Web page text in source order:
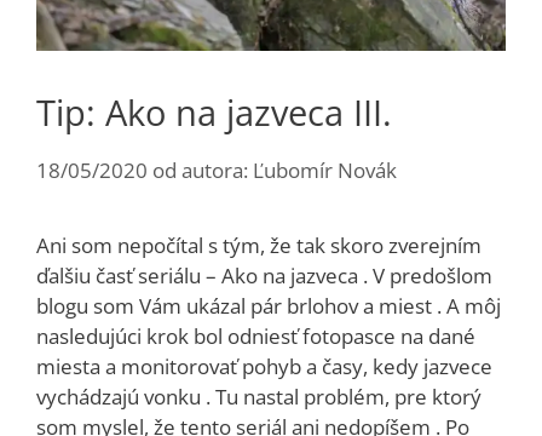
Tip: Ako na jazveca III.
18/05/2020 od autora: Ľubomír Novák
Ani som nepočítal s tým, že tak skoro zverejním
ďalšiu časť seriálu – Ako na jazveca . V predošlom
blogu som Vám ukázal pár brlohov a miest . A môj
nasledujúci krok bol odniesť fotopasce na dané
miesta a monitorovať pohyb a časy, kedy jazvece
vychádzajú vonku . Tu nastal problém, pre ktorý
som myslel, že tento seriál ani nedopíšem . Po